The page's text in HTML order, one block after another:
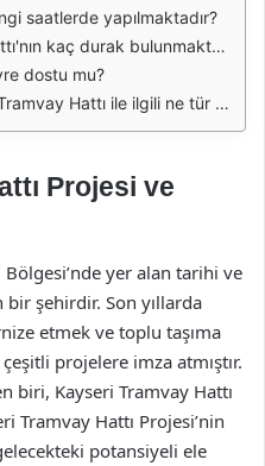
saatlerde yapılmaktadır?
kaç durak bulunmaktadır?
dostu mu?
ile ilgili ne tür projeler planlanmaktadır?
Projesi ve
yer alan tarihi ve
şehirdir. Son yıllarda
etmek ve toplu taşıma
projelere imza atmıştır.
biri, Kayseri Tramvay Hattı
Tramvay Hattı Projesi’nin
potansiyeli ele